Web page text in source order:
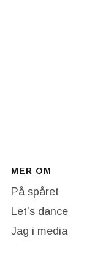
MER OM
På spåret
Let’s dance
Jag i media